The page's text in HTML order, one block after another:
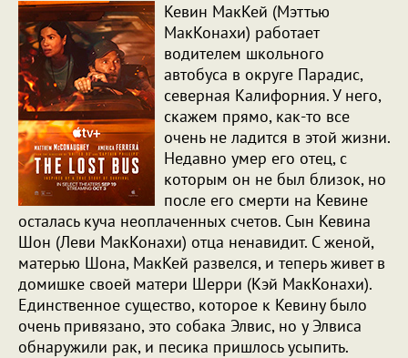
Кевин МакКей (Мэттью
МакКонахи) работает
водителем школьного
автобуса в округе Парадис,
северная Калифорния. У него,
скажем прямо, как-то все
очень не ладится в этой жизни.
Недавно умер его отец, с
которым он не был близок, но
после его смерти на Кевине
осталась куча неоплаченных счетов. Сын Кевина
Шон (Леви МакКонахи) отца ненавидит. С женой,
матерью Шона, МакКей развелся, и теперь живет в
домишке своей матери Шерри (Кэй МакКонахи).
Единственное существо, которое к Кевину было
очень привязано, это собака Элвис, но у Элвиса
обнаружили рак, и песика пришлось усыпить.